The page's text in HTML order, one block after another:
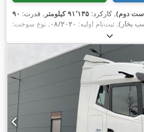
دوم), کارکرد: ۹۱٬۱۳۵ کیلومتر , قدرت: ۹۰
, ثبت‌نام اولیه: ۰۸/۲۰۲۰ , نوع سوخت:
, پیکربندی محور:
, سوخت:دیزل, رنگ:خاکستری, کابین راننده:
مکانیکی, تعداد دنده‌ها:۶, کلاس انتشار:
۳, طول کل:۵٬۰۷۰ میلی‌متر
, عرض کل:
کل:۱٬۹۴۰ میلی‌متر
, طول فضای بارگیری:
بارگیری:۱٬۶۲۰ میلی‌متر
, ارتفاع فضای
۱٬۳۰۰ میلی‌متر , سال ساخت:
CarPlay, آینه برقی, اتصال یدک‌کش, اِی‌بی‌اِس‎, بلوتوث, تنظیم برقی
ناوبری, قفل مرکزی, کروز کنترل, کنترل
کشش